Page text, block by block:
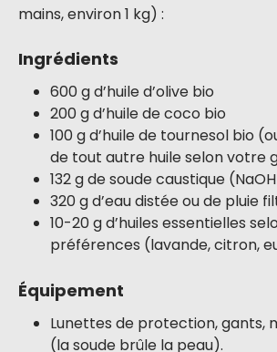
mains, environ 1 kg) :
Ingrédients
600 g d’huile d’olive bio
200 g d’huile de coco bio
100 g d’huile de tournesol bio
de tout autre huile selon votre
132 g de soude caustique
320 g d’eau distée ou de pluie
10-20 g d’huiles essentielles
préférences (lavande, citron,
Équipement
Lunettes de protection, gants,
(la soude brûle la peau).